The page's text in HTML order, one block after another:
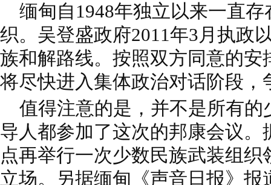
缅甸自1948年独立以来一直存
织。吴登盛政府2011年3月执政
族和解路线。按照双方同意的安
将尽快进入集体政治对话阶段，
值得注意的是，并不是所有的
导人都参加了这次的邦康会议
点再举行一次少数民族武装组
立场。另据缅甸《声音日报》